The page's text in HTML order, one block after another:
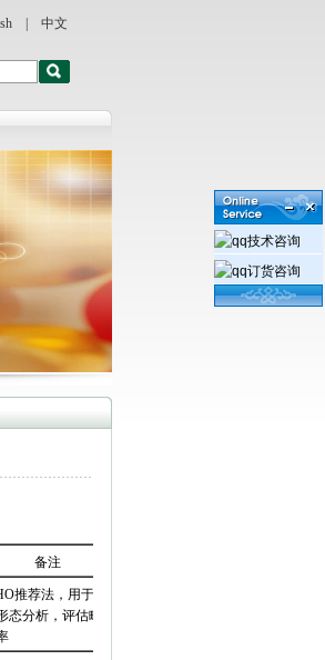
中文
备注
推荐法，用于精
态分析，评估畸
技术咨询
订货咨询